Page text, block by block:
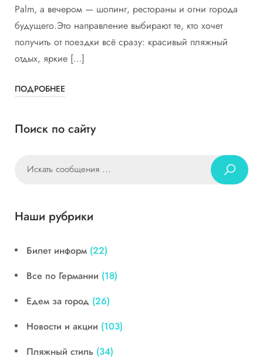
Palm, а вечером — шопинг, рестораны и огни города
будущего.Это направление выбирают те, кто хочет
получить от поездки всё сразу: красивый пляжный
отдых, яркие […]
ПОДРОБНЕЕ
Поиск по сайту
Наши рубрики
Билет информ (22)
Все по Германии (18)
Едем за город (26)
Новости и акции (103)
Пляжный стиль (34)